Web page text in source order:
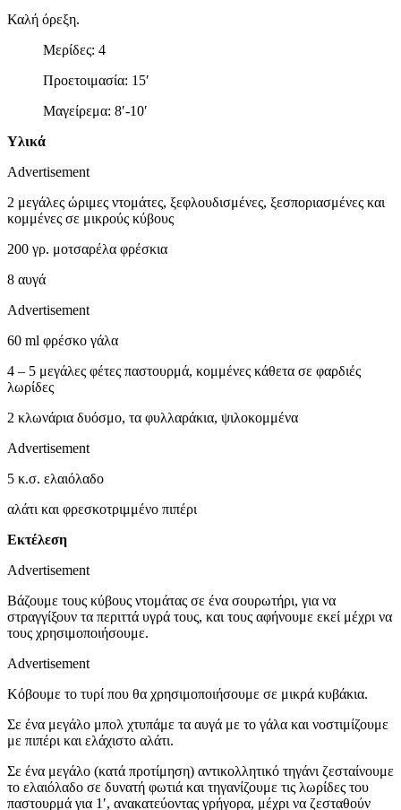
Καλή όρεξη.
Μερίδες: 4
Προετοιμασία: 15′
Μαγείρεμα: 8′-10′
Υλικά
Advertisement
2 μεγάλες ώριμες ντομάτες, ξεφλουδισμένες, ξεσποριασμένες και
κομμένες σε μικρούς κύβους
200 γρ. μοτσαρέλα φρέσκια
8 αυγά
Advertisement
60 ml φρέσκο γάλα
4 – 5 μεγάλες φέτες παστουρμά, κομμένες κάθετα σε φαρδιές
λωρίδες
2 κλωνάρια δυόσμο, τα φυλλαράκια, ψιλοκομμένα
Advertisement
5 κ.σ. ελαιόλαδο
αλάτι και φρεσκοτριμμένο πιπέρι
Εκτέλεση
Advertisement
Βάζουμε τους κύβους ντομάτας σε ένα σουρωτήρι, για να
στραγγίξουν τα περιττά υγρά τους, και τους αφήνουμε εκεί μέχρι να
τους χρησιμοποιήσουμε.
Advertisement
Κόβουμε το τυρί που θα χρησιμοποιήσουμε σε μικρά κυβάκια.
Σε ένα μεγάλο μπολ χτυπάμε τα αυγά με το γάλα και νοστιμίζουμε
με πιπέρι και ελάχιστο αλάτι.
Σε ένα μεγάλο (κατά προτίμηση) αντικολλητικό τηγάνι ζεσταίνουμε
το ελαιόλαδο σε δυνατή φωτιά και τηγανίζουμε τις λωρίδες του
παστουρμά για 1′, ανακατεύοντας γρήγορα, μέχρι να ζεσταθούν